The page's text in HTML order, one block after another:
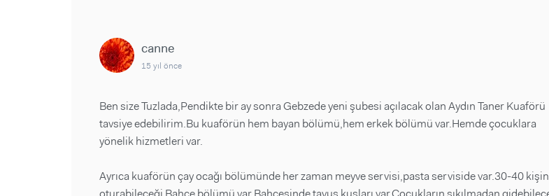
canne
15 yıl önce
Ben size Tuzlada,Pendikte bir ay sonra Gebzede yeni şubesi açılacak olan Aydın Taner Kuaförü
tavsiye edebilirim.Bu kuaförün hem bayan bölümü,hem erkek bölümü var.Hemde çocuklara
yönelik hizmetleri var.
Ayrıca kuaförün çay ocağı bölümünde her zaman meyve servisi,pasta serviside var.30-40